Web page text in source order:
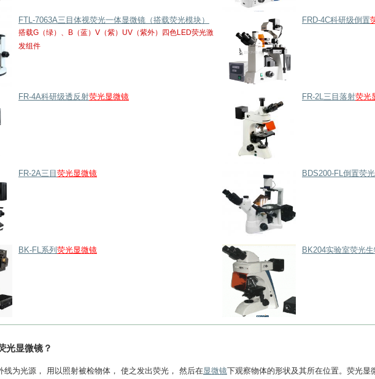
FTL-7063A三目体视荧光一体显微镜（搭载荧光模块）
搭载G（绿）、B（蓝）V（紫）UV（紫外）四色LED荧光激
发组件
FRD-4C科研级倒置
FR-4A科研级透反射荧光显微镜 FR-2L三目落射荧光
FR-2A三目 荧光显微镜 BDS200-FL倒置荧
BK-FL系列 荧光显微镜 BK204实验室荧光
光显微镜？
线为光源， 用以照射被检物体， 使之发出荧光， 然后在显微镜下观察物体的形状及其所在位置。荧光